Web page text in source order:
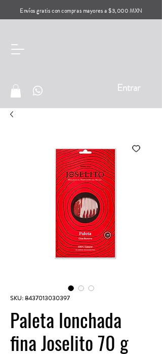
Envíos gratis con compras mayores a $3,000 MXN
Entrar
SKU: 8437013030397
Paleta lonchada
fina Joselito 70 g